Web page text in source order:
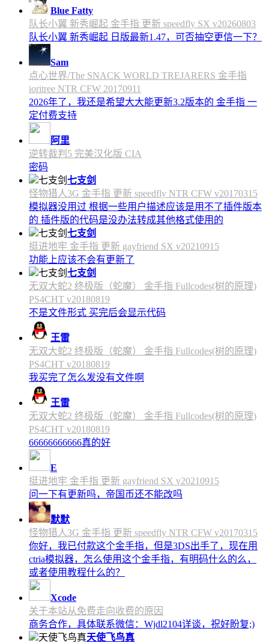
Blue Fatty
队长小翼 新秀崛起 金手指 更新 speedfly SX v20260803
队长小翼 新秀崛起 日版最新1.47，可否抽空更信一下？
Sam
点心世界/The SNACK WORLD TREJARERS 金手指
ioritree NTR CFW 20170911
2026年了，我还是希望大大能更新3.2版本的 金手指 一
定付费支持
阿里
逆转裁判5 完美汉化版 CIA
密码
七支剑
怪物猎人3G 金手指 更新 speedfly NTR CFW v20170315
模拟器没用过 根据一些用户描述应该是用不了插件版本
的 插件版的代码是没办法转成其他格式使用的
七支剑
挺进地牢 金手指 更新 gayfriend SX v20210915
功能上应该不会有更新了
七支剑
无双大蛇2 终极版（蛇魔） 金手指 Fullcodes(树的原理)
PS4CHT v20180819
不是文件形式 买完后会显示代码
王雷
无双大蛇2 终极版（蛇魔） 金手指 Fullcodes(树的原理)
PS4CHT v20180819
我买完了怎么发没有文件啊
王雷
无双大蛇2 终极版（蛇魔） 金手指 Fullcodes(树的原理)
PS4CHT v20180819
66666666666真的好
E
挺进地牢 金手指 更新 gayfriend SX v20210915
问一下有更新吗，帝国币还不能改吗
默默
怪物猎人3G 金手指 更新 speedfly NTR CFW v20170315
你好，我已付款这个金手指，但是3DS出手了，现在用
ctria模拟器，怎么使用这个金手指，有明码什么的么，
或者使用教程什么的？
Xcode
关于本站从免费走向收费的原因
商务合作，具体联系微信：Wjdl2104详谈，祝好盼复;)
天使飞鸟真